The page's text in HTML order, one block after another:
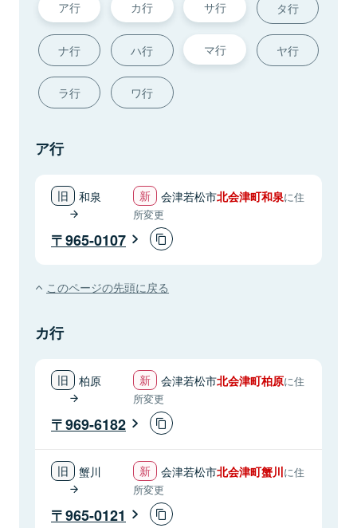
ア行 カ行 サ行 タ行
ナ行 ハ行 マ行 ヤ行
ラ行 ワ行
ア行
和泉 会津若松市北会津町和泉に住
所変更
965-0107
このページの先頭に戻る
カ行
柏原 会津若松市北会津町柏原に住
所変更
969-6182
蟹川 会津若松市北会津町蟹川に住
所変更
965-0121